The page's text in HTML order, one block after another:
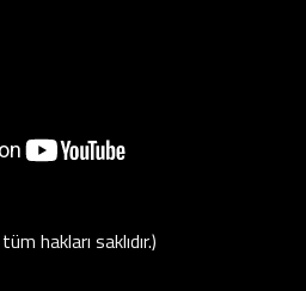
hakları saklıdır.)